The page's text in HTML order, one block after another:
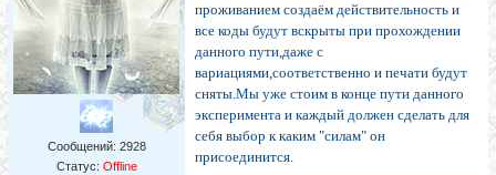
Сообщений: 2928
Статус: Offline
проживанием создаём действительность и
все коды будут вскрыты при прохождении
данного пути,даже с
вариациями,соответственно и печати будут
сняты.Мы уже стоим в конце пути данного
эксперимента и каждый должен сделать для
себя выбор к каким "силам" он
присоединится.